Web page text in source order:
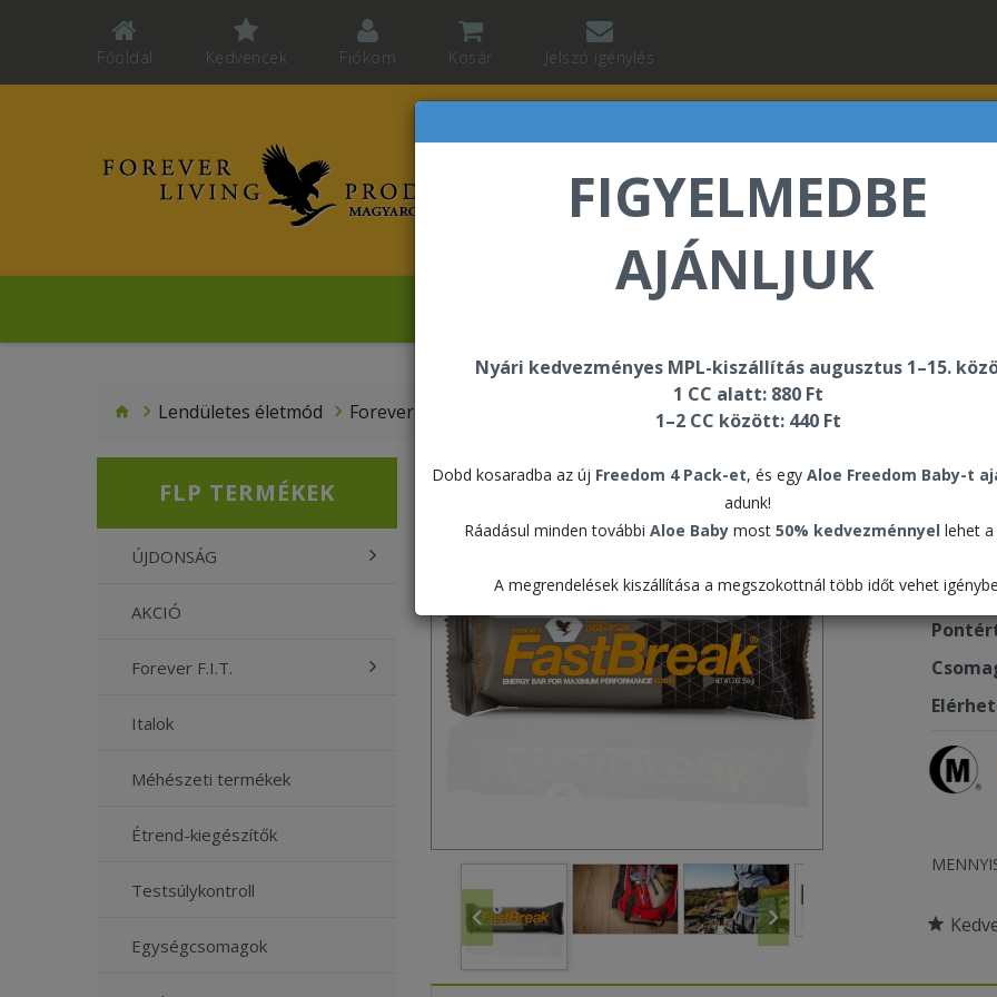
FIGYELMEDBE
AJÁNLJUK
Nyári kedvezményes MPL-kiszállítás augusztus 1–15.
1 CC alatt: 880 Ft
1–2 CC között: 440 Ft
Dobd kosaradba az új Freedom 4 Pack-et, és egy Aloe Freedom Baby-t
adunk!
Ráadásul minden további Aloe Babymost 50% kedvezménnyel lehet a
A megrendelések kiszállítása a megszokottnál több időt vehet
Főoldal Kedvencek Fiókom Kosár Jelszó igénylés
Revelat Jean Baptiste üdvözli Önt a Forever Living internetes
Lendületes életmód Forever FastBreak
FLP TERMÉKEK
ÚJDONSÁG
AKCIÓ
Forever F.I.T.
Italok
Méhészeti termékek
Étrend-kiegészítők
Testsúlykontroll
Egységcsomagok